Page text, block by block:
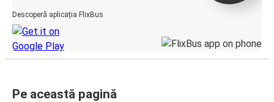
Descoperă aplicația FlixBus
Pe această pagină